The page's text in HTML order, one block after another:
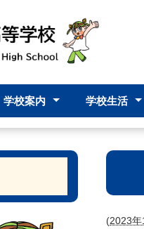
学校案内
校長挨拶
内規
学校要覧
学校評価
学校評議員
グランドデザイン
スクールミッション
学校紹介VTR
学校パンフレット
学校生活
学校行事
部活動
校時表
(2023